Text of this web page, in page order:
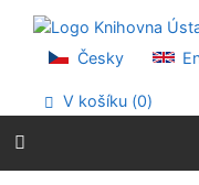
Přejít na menu
Prohlášení o
Česky
V košíku (0)